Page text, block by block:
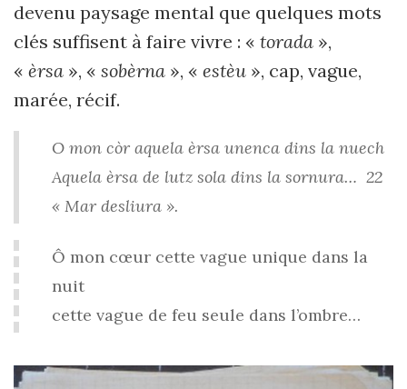
devenu paysage mental que quelques mots
clés suffisent à faire vivre : « torada »,
« èrsa », « sobèrna », « estèu », cap, vague,
marée, récif.
O mon còr aquela èrsa unenca dins la nuech
Aquela èrsa de lutz sola dins la sornura… 22
« Mar desliura ».
Ô mon cœur cette vague unique dans la
nuit
cette vague de feu seule dans l’ombre…